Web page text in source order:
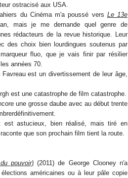
ostracisé aux USA.
du Cinéma m'a poussé vers Le 13e
mais je me demande quel genre de
rédacteurs de la revue historique. Leur
des choix bien lourdingues soutenus par
fluo, que je vais finir par résilier
années 70.
Favreau est un divertissement de leur âge,
est une catastrophe de film catastrophe.
une grosse daube avec au début trente
est astucieux, bien réalisé, mais tiré en
que son prochain film tient la route.
pouvoir)(2011) de George Clooney n'a
américaines ou à leur pâle copie